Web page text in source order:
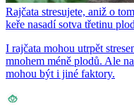
Rajčata stresujete, aniž o
keře nasadí sotva třetinu
I rajčata mohou utrpět
mnohem méně plodů. Ale
mohou být i jiné faktory.